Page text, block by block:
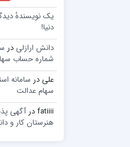
یک نویسندهٔ
دنیا!
دانش ارازلی در
شماره حساب
علیدر سامانه
سهام عدالت
fatiiiiدرآگهی
هنرستان کار و